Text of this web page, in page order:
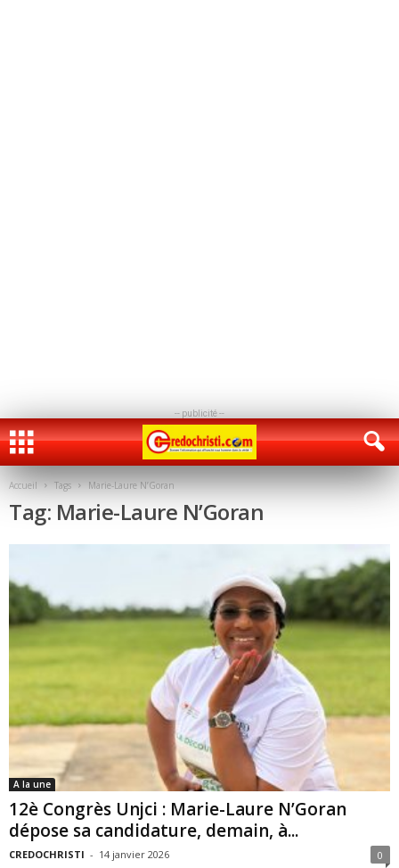
-- publicité --
Accueil Tags Marie-Laure N’Goran
Tag: Marie-Laure N’Goran
A la une
12è Congrès Unjci : Marie-Laure N’Goran
dépose sa candidature, demain, à...
CREDOCHRISTI - 14 janvier 2026 0